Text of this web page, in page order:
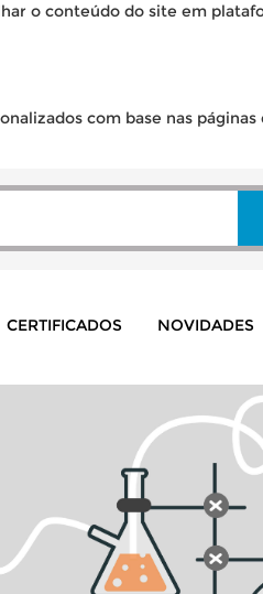
o conteúdo do site em
com base nas
CERTIFICADOS NOVIDADES